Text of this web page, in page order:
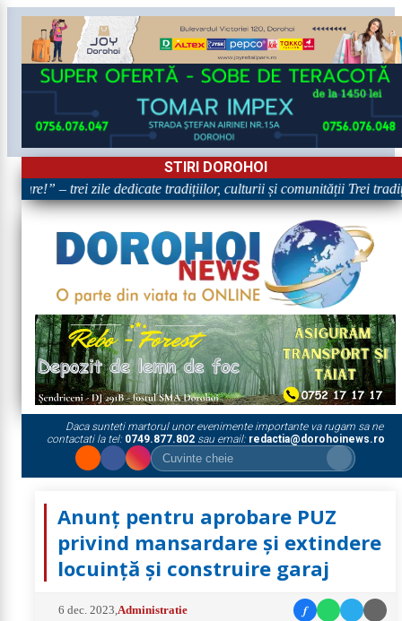
STIRI DOROHOI
– trei zile dedicate tradițiilor, culturii și comunității Trei
Daca sunteti martorul unor evenimente importante va rugam sa ne
contactati la tel: 0749.877.802sau email: redactia@dorohoinews.ro
Anunț pentru aprobare PUZ
privind mansardare și extindere
locuință și construire garaj
6 dec. 2023 Administratie f